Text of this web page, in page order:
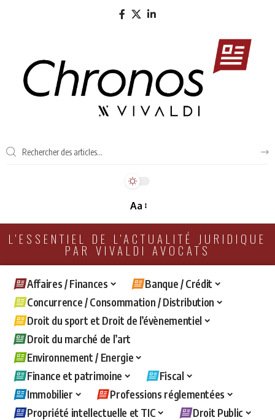
Aa
L'ESSENTIEL DE L'ACTUALITÉ JURIDIQUE
PAR VIVALDI AVOCATS
Affaires / Finances
Banque / Crédit
Concurrence / Consommation / Distribution
Droit du sport et Droit de l’évènementiel
Droit du marché de l’art
Environnement / Energie
Finance et patrimoine
Fiscal
Immobilier
Professions réglementées
Propriété intellectuelle et TIC
Droit Public